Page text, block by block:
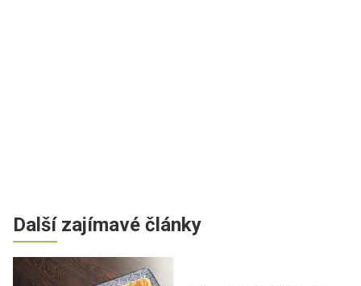
Další zajímavé články